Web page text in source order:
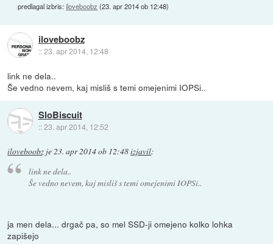
predlagal izbris:iloveboobz (23. apr 2014 ob 12:48)
iloveboobz
::23. apr 2014, 12:48
link ne dela..
Še vedno nevem, kaj misliš s temi omejenimi IOPSi..
SloBiscuit
::23. apr 2014, 12:52
iloveboobz je23. apr 2014 ob 12:48izjavil:
link ne dela..
Še vedno nevem, kaj misliš s temi omejenimi IOPSi..
ja men dela... drgač pa, so mel SSD-ji omejeno kolko lohka
zapišejo